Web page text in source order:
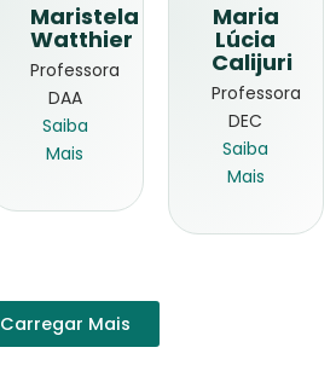
Maristela
Watthier
Professora
DAA
Saiba
Mais
Maria
Lúcia
Calijuri
Professora
DEC
Saiba
Mais
Carregar Mais